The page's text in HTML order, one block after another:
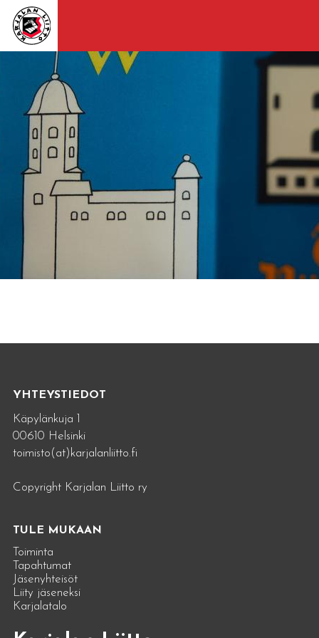
YHTEYSTIEDOT
Käpylänkuja 1
00610 Helsinki
toimisto(at)karjalanliitto.fi
Copyright Karjalan Liitto ry
TULE MUKAAN
Toiminta
Tapahtumat
Jäsenyhteisöt
Liity jäseneksi
Karjalatalo